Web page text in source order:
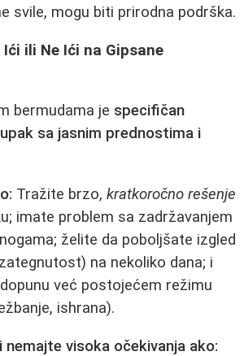
svile, mogu biti prirodna podrška.
ili Ne Ići na Gipsane
bermudama je specifičan
sa jasnim prednostima i
Tražite brzo, kratkoročno rešenje
imate problem sa zadržavanjem
želite da poboljšate izgled
na nekoliko dana; i
već postojećem režimu
ishrana).
nemajte visoka očekivanja ako: